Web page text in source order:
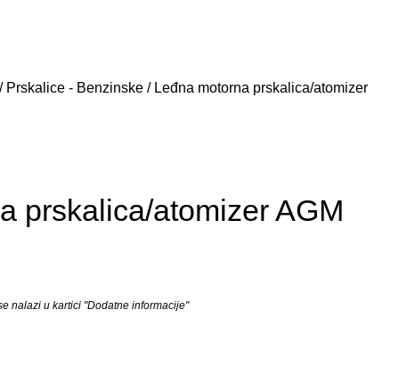
Prskalice - Benzinske
Leđna motorna prskalica/atomizer
prskalica/atomizer AGM
nalazi u kartici "Dodatne informacije"